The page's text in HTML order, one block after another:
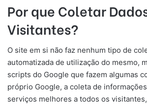
Por que Coletar
Visitantes?
O site em si não faz nenhum tipo de
automatizada de utilização do mesmo,
scripts do Google que fazem algumas
próprio Google, a coleta de
serviços melhores a todos os